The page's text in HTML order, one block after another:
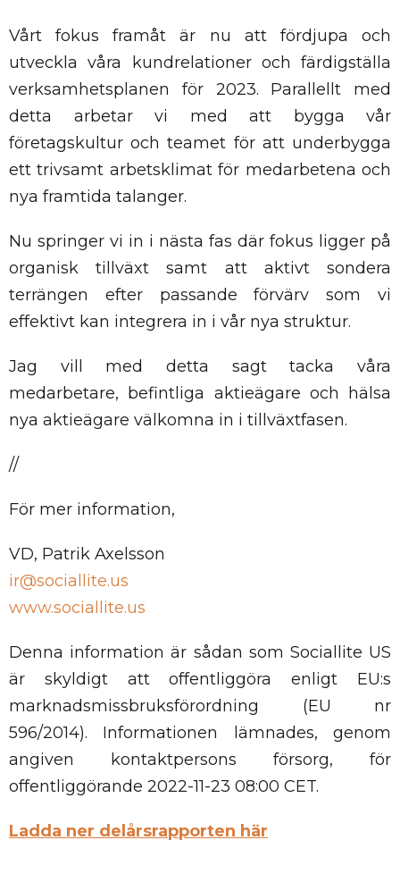
Vårt fokus framåt är nu att fördjupa och
utveckla våra kundrelationer och färdigställa
verksamhetsplanen för 2023. Parallellt med
detta arbetar vi med att bygga vår
företagskultur och teamet för att underbygga
ett trivsamt arbetsklimat för medarbetena och
nya framtida talanger.
Nu springer vi in i nästa fas där fokus ligger på
organisk tillväxt samt att aktivt sondera
terrängen efter passande förvärv som vi
effektivt kan integrera in i vår nya struktur.
Jag vill med detta sagt tacka våra
medarbetare, befintliga aktieägare och hälsa
nya aktieägare välkomna in i tillväxtfasen.
//
För mer information,
VD, Patrik Axelsson
ir@sociallite.us
www.sociallite.us
Denna information är sådan som Sociallite US
är skyldigt att offentliggöra enligt EU:s
marknadsmissbruksförordning (EU nr
596/2014). Informationen lämnades, genom
angiven kontaktpersons försorg, för
offentliggörande 2022-11-23 08:00 CET.
Ladda ner delårsrapporten här